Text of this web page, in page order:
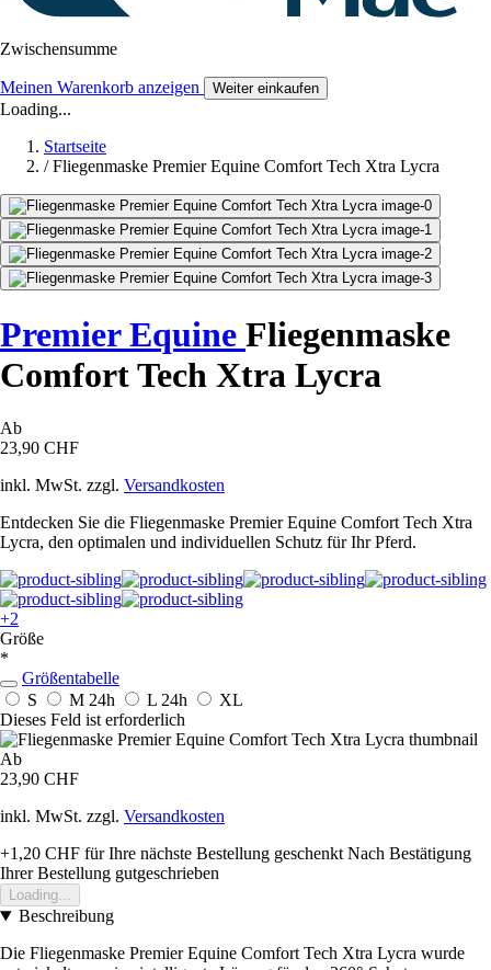
Zwischensumme
Meinen Warenkorb anzeigen Weiter einkaufen
Loading...
Startseite
/ Fliegenmaske Premier Equine Comfort Tech Xtra Lycra
Premier Equine Fliegenmaske
Comfort Tech Xtra Lycra
Ab
23,90 CHF
inkl. MwSt. zzgl. Versandkosten
Entdecken Sie die Fliegenmaske Premier Equine Comfort Tech Xtra
Lycra, den optimalen und individuellen Schutz für Ihr Pferd.
+2
Größe
*
Größentabelle
S
M 24h L 24h
XL
Dieses Feld ist erforderlich
Ab
23,90 CHF
inkl. MwSt. zzgl. Versandkosten
+1,20 CHF für Ihre nächste Bestellung geschenkt Nach Bestätigung
Ihrer Bestellung gutgeschrieben
Loading...
Beschreibung
Die Fliegenmaske Premier Equine Comfort Tech Xtra Lycra wurde